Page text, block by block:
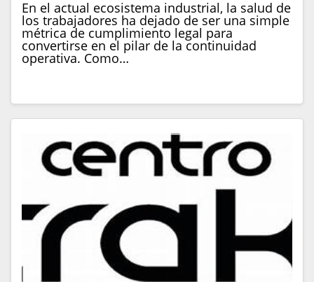
En el actual ecosistema industrial, la salud de
los trabajadores ha dejado de ser una simple
métrica de cumplimiento legal para
convertirse en el pilar de la continuidad
operativa. Como…